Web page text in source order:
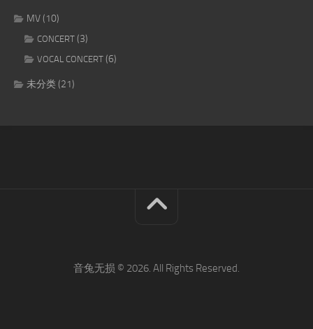
MV(10)
CONCERT (3)
VOCAL CONCERT (6)
未分类(21)
音兔无损 © 2026. All Rights Reserved.